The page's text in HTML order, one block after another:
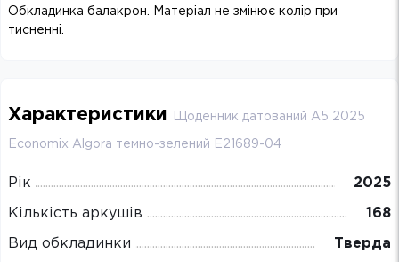
Обкладинка балакрон. Матеріал не змінює колір при
тисненні.
Характеристики Щоденник датований А5 2025
Economix Algora темно-зелений E21689-04
Рік 2025
Кількість аркушів 168
Вид обкладинки Тверда